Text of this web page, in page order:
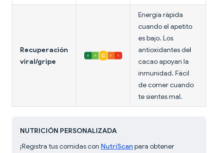
Recuperación
viral/gripe
Energía rápida
cuando el apetito
es bajo. Los
antioxidantes del
cacao apoyan la
inmunidad. Fácil
de comer cuando
te sientes mal.
NUTRICIÓN PERSONALIZADA
¡Registra tus comidas con NutriScanpara obtener